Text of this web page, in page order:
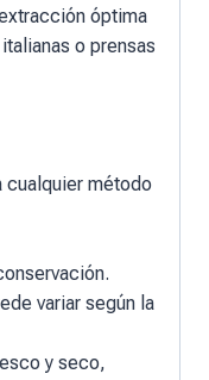
óptima
o prensas
cualquier método
variar según la
y seco,